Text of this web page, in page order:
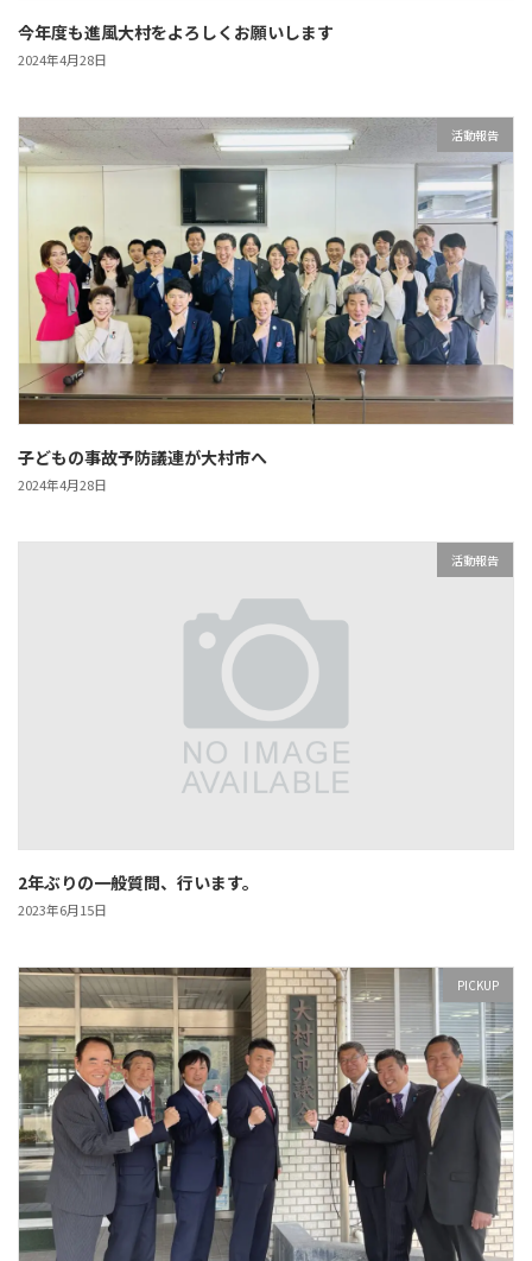
今年度も進風大村をよろしくお願いします
2024年4月28日
活動報告
子どもの事故予防議連が大村市へ
2024年4月28日
活動報告
2年ぶりの一般質問、行います。
2023年6月15日
PICKUP